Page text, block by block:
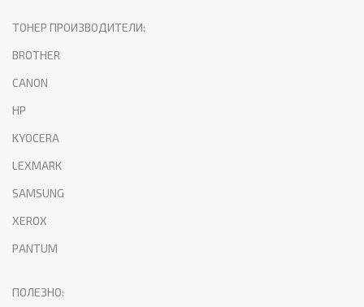
ТОНЕР ПРОИЗВОДИТЕЛИ:
BROTHER
CANON
HP
KYOCERA
LEXMARK
SAMSUNG
XEROX
PANTUM
ПОЛЕЗНО: